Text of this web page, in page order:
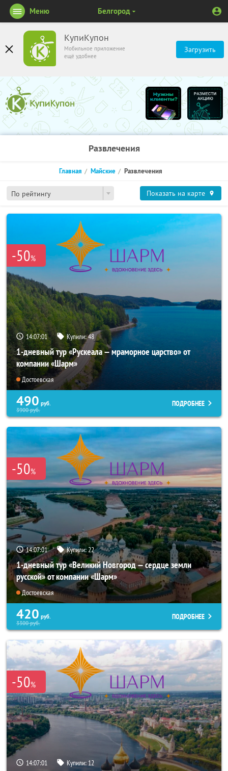
КупиКупон
Мобильное приложение
ещё удобнее
Загрузить
Меню Белгород
Развлечения
По рейтингу
Главная Майские Развлечения
Показать на карте
-50%
14:07:01 Купили:48
1-дневный тур «Рускеала — мраморное царство» от
компании «Шарм»
Достоевская
490 руб.
3900руб.
ПОДРОБНЕЕ
-50%
14:07:01 Купили: 22
1-дневный тур «Великий Новгород — сердце земли
русской» от компании «Шарм»
Достоевская
420 руб.
3300руб.
ПОДРОБНЕЕ
-50%
14:07:01 Купили: 12